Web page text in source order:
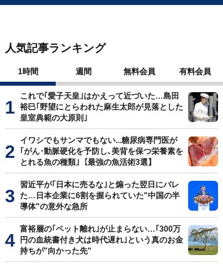
人気記事ランキング
1時間 週間 無料会員 有料会員
これで｢愛子天皇｣はかえって近づいた…島田
裕巳｢野望にとらわれた麻生太郎が見落とした
皇室典範の大原則｣
イワシでもサンマでもない...糖尿病専門医が
｢がん･動脈硬化を予防し､美背を保つ栄養素を
とれる魚の種類｣【最強の魚活術3選】
習近平が｢日本に売るな｣と煽った翌日にバレ
た…日本企業に6割を握られていた"中国の半
導体"の意外な急所
富裕層の｢ペット離れ｣が止まらない…｢300万
円の血統書付き犬は時代遅れ｣という真のお金
持ちが"向かった先"